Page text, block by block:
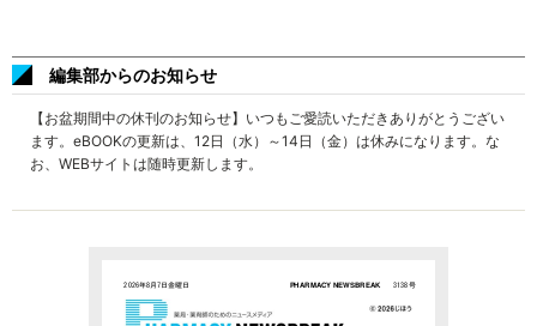
編集部からのお知らせ
【お盆期間中の休刊のお知らせ】いつもご愛読いただきありがとうござい
ます。eBOOKの更新は、12日（水）～14日（金）は休みになります。な
お、WEBサイトは随時更新します。